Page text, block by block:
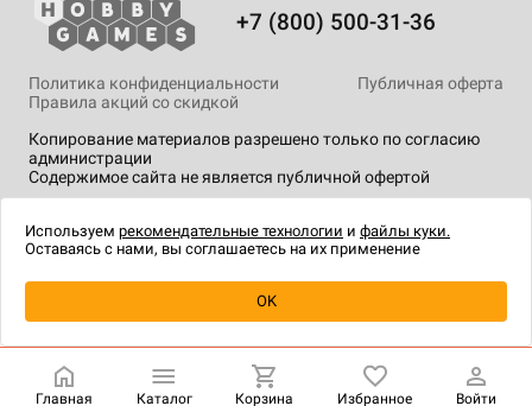
Уведомить о наличии
+7 (800) 500-31-36
Копирование материалов разрешено только по согласию
администрации
Содержимое сайта не является публичной офертой
Политика конфиденциальности
Публичная оферта
Правила акций со скидкой
технологии.
Главная Каталог Корзина Избранное Войти
Используем рекомендательные технологии и файлы куки.
Оставаясь с нами, вы соглашаетесь на их применение
OK